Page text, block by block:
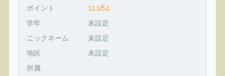
ポイント 11,184
学年
未設定
ニックネーム
未設定
地区
未設定
所属